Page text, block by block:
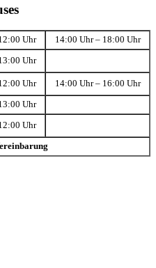
Uhr 14:00 Uhr – 18:00 Uhr
Uhr
Uhr 14:00 Uhr – 16:00 Uhr
Uhr
Uhr